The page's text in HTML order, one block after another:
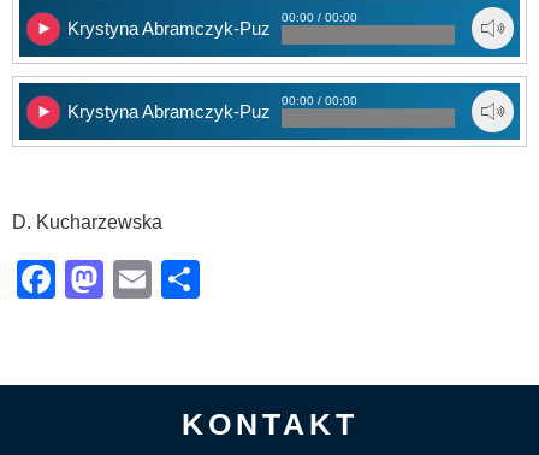
Krystyna Abramczyk-Puziot – cz. 1
00:00 / 00:00
Krystyna Abramczyk-Puziot – cz. 2
00:00 / 00:00
D. Kucharzewska
Facebook
Mastodon
Email
KONTAKT